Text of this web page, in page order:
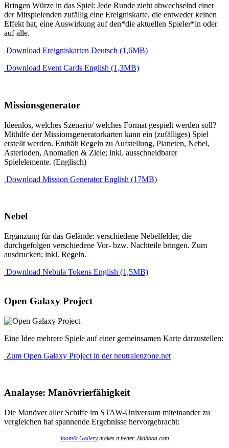
Bringen Würze in das Spiel: Jede Runde zieht abwechselnd einer
der Mitspielenden zufällig eine Ereigniskarte, die entweder keinen
Effekt hat, eine Auswirkung auf den*die aktuellen Spieler*in oder
auf alle.
Download Ereigniskarten Deutsch (1,6MB)
Download Event Cards English (1,3MB)
Missionsgenerator
Ideenlos, welches Szenario/ welches Format gespielt werden soll?
Mithilfe der Missionsgeneratorkarten kann ein (zufälliges) Spiel
erstellt werden. Enthält Regeln zu Aufstellung, Planeten, Nebel,
Asterioden, Anomalien & Ziele; inkl. ausschneidbarer
Spielelemente. (Englisch)
Download Mission Generator English (17MB)
Nebel
Ergänzung für das Gelände: verschiedene Nebelfelder, die
durchgefolgen verschiedene Vor- bzw. Nachteile bringen. Zum
ausdrucken; inkl. Regeln.
Download Nebula Tokens English (1,5MB)
Open Galaxy Project
Eine Idee mehrere Spiele auf einer gemeinsamen Karte darzustellen:
Zum Open Galaxy Project in der neutralenzone.net
Analayse: Manövrierfähigkeit
Die Manöver aller Schiffe im STAW-Universum miteinander zu
vergleichen hat spannende Ergebnisse hervorgebracht:
Joomla Gallerymakes it better. Balbooa.com